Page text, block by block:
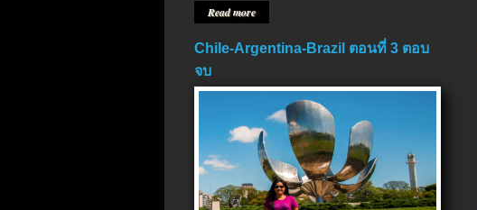
Read more
Chile-Argentina-Brazil ตอนที่ 3 ตอบ
จบ